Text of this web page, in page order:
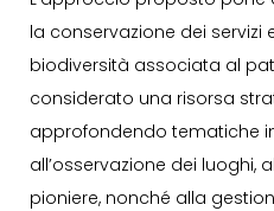
la conservazione dei servizi
biodiversità associata al
considerato una risorsa
approfondendo tematiche
all’osservazione dei luoghi,
pioniere, nonché alla